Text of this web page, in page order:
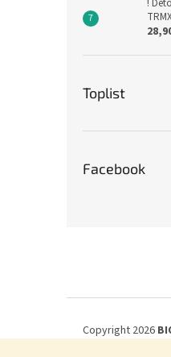
!
Toplist
Facebook
e
Copyright 2026